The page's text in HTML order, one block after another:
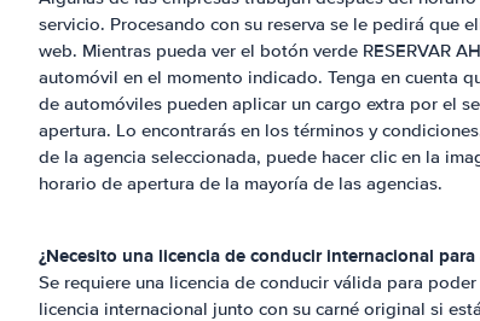
servicio. Procesando con su reserva se le pedirá que
web. Mientras pueda ver el botón verde RESERVAR
automóvil en el momento indicado. Tenga en cuenta
de automóviles pueden aplicar un cargo extra por el
apertura. Lo encontrarás en los términos y
de la agencia seleccionada, puede hacer clic en la
horario de apertura de la mayoría de las agencias.
¿Necesito una licencia de conducir internacional
Se requiere una licencia de conducir válida para
licencia internacional junto con su carné original si